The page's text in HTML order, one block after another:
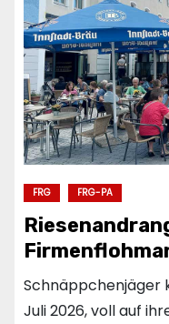
FRG FRG-PA
Schnäppchenjäger
Juli 2026, voll auf